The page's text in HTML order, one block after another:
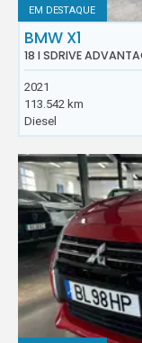
EM DESTAQUE
BMW X1
18 I SDRIVE
2021
113.542 km
Diesel